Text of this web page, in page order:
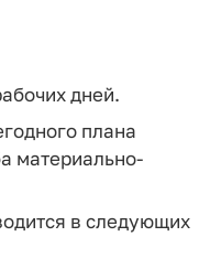
дней.
плана
материально-
в следующих